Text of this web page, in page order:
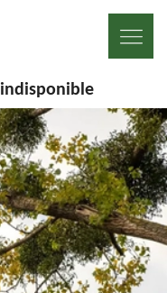
indisponible